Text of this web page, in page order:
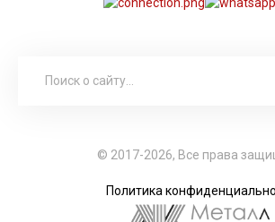
© 2017-2026, Все права
Политика